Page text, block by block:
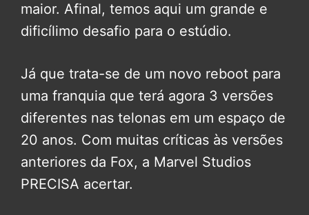
maior. Afinal, temos aqui um grande e
dificílimo desafio para o estúdio.
Já que trata-se de um novo reboot para
uma franquia que terá agora 3 versões
diferentes nas telonas em um espaço de
20 anos. Com muitas críticas às versões
anteriores da Fox, a Marvel Studios
PRECISA acertar.